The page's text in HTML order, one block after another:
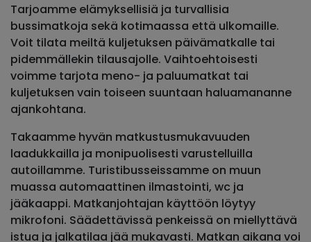
Tarjoamme elämyksellisiä ja turvallisia
bussimatkoja sekä kotimaassa että ulkomaille.
Voit tilata meiltä kuljetuksen päivämatkalle tai
pidemmällekin tilausajolle. Vaihtoehtoisesti
voimme tarjota meno- ja paluumatkat tai
kuljetuksen vain toiseen suuntaan haluamananne
ajankohtana.
Takaamme hyvän matkustusmukavuuden
laadukkailla ja monipuolisesti varustelluilla
autoillamme. Turistibusseissamme on muun
muassa automaattinen ilmastointi, wc ja
jääkaappi. Matkanjohtajan käyttöön löytyy
mikrofoni. Säädettävissä penkeissä on miellyttävä
istua ja jalkatilaa jää mukavasti. Matkan aikana voi